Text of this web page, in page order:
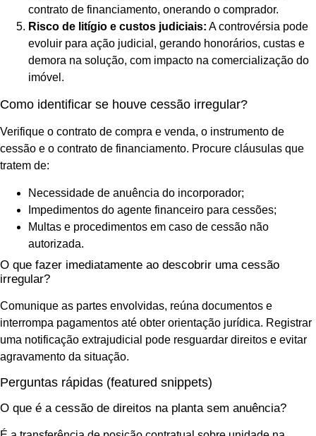
contrato de financiamento, onerando o comprador.
Risco de litígio e custos judiciais: A controvérsia pode
evoluir para ação judicial, gerando honorários, custas e
demora na solução, com impacto na comercialização do
imóvel.
Como identificar se houve cessão irregular?
Verifique o contrato de compra e venda, o instrumento de
cessão e o contrato de financiamento. Procure cláusulas que
tratem de:
Necessidade de anuência do incorporador;
Impedimentos do agente financeiro para cessões;
Multas e procedimentos em caso de cessão não
autorizada.
O que fazer imediatamente ao descobrir uma cessão
irregular?
Comunique as partes envolvidas, reúna documentos e
interrompa pagamentos até obter orientação jurídica. Registrar
uma notificação extrajudicial pode resguardar direitos e evitar
agravamento da situação.
Perguntas rápidas (featured snippets)
O que é a cessão de direitos na planta sem anuência?